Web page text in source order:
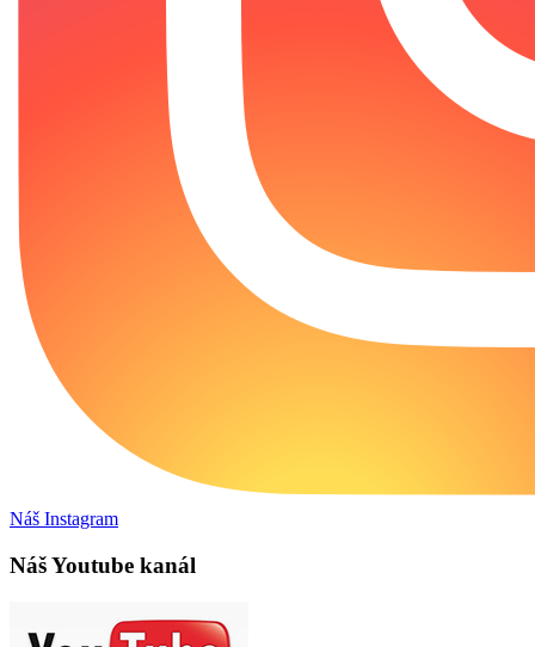
Náš Instagram
Náš Youtube kanál